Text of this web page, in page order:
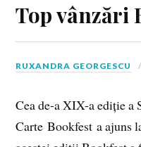
Top vânzări
RUXANDRA GEORGESCU
Cea de-a XIX-a ediție a
Carte Bookfest a ajuns